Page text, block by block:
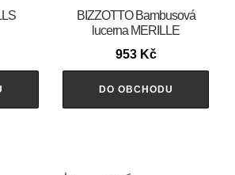
BIZZOTTO Bambusová
lucerna MERILLE
953 Kč
DO OBCHODU